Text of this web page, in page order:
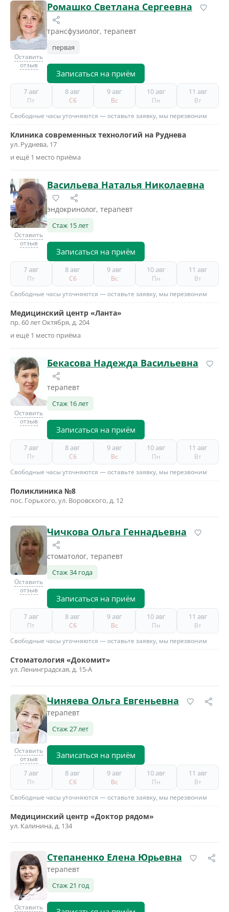
Оставить
отзыв
Ромашко Светлана Сергеевна
трансфузиолог, терапевт
первая
Записаться на приём
7 авг
Пт
8 авг
Сб
9 авг
Вс
10 авг
Пн
11 авг
Вт
Свободные часы уточняются — оставьте заявку, мы перезвоним
Клиника современных технологий на Руднева
ул. Руднева, 17
и ещё 1 место приёма
Оставить
отзыв
Васильева Наталья Николаевна
эндокринолог, терапевт
Стаж 15 лет
Записаться на приём
7 авг
Пт
8 авг
Сб
9 авг
Вс
10 авг
Пн
11 авг
Вт
Свободные часы уточняются — оставьте заявку, мы перезвоним
Медицинский центр «Ланта»
пр. 60 лет Октября, д. 204
и ещё 1 место приёма
Оставить
отзыв
Бекасова Надежда Васильевна
терапевт
Стаж 16 лет
Записаться на приём
7 авг
Пт
8 авг
Сб
9 авг
Вс
10 авг
Пн
11 авг
Вт
Свободные часы уточняются — оставьте заявку, мы перезвоним
Поликлиника №8
пос. Горького, ул. Воровского, д. 12
Оставить
отзыв
Чичкова Ольга Геннадьевна
стоматолог, терапевт
Стаж 34 года
Записаться на приём
7 авг
Пт
8 авг
Сб
9 авг
Вс
10 авг
Пн
11 авг
Вт
Свободные часы уточняются — оставьте заявку, мы перезвоним
Стоматология «Докомит»
ул. Ленинградская, д. 15-А
Оставить
отзыв
Чиняева Ольга Евгеньевна
терапевт
Стаж 27 лет
Записаться на приём
7 авг
Пт
8 авг
Сб
9 авг
Вс
10 авг
Пн
11 авг
Вт
Свободные часы уточняются — оставьте заявку, мы перезвоним
Медицинский центр «Доктор рядом»
ул. Калинина, д. 134
Оставить
Степаненко Елена Юрьевна
терапевт
Стаж 21 год